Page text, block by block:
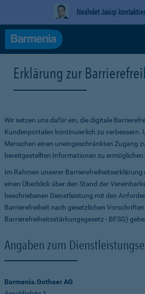
Nexhdet Jasiqi
Erklärung zur
Wir setzen uns dafür ein, die digitale
Kundenportalen kontinuierlich zu verbessern.
Menschen einen uneingeschränkten Zugang
bereitgestellten Informationen zu ermöglichen.
Im Rahmen unserer
einen Überblick über den Stand der
beschriebenen Dienstleistung mit den
Barrierefreiheit nach gesetzlichen
Barrierefreiheitsstärkungsgesetz - BFSG)
Angaben zum
Barmenia.Gothaer AG